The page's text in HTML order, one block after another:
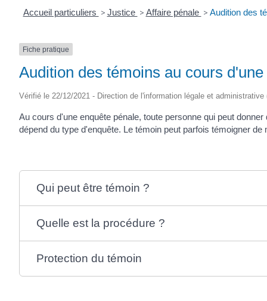
Accueil particuliers > Justice > Affaire pénale > Audition des
Fiche pratique
Audition des témoins au cours
Vérifié le 22/12/2021 - Direction de l'information légale et
Au cours d'une enquête pénale, toute personne qui peut
dépend du type d'enquête. Le témoin peut parfois témoigner de
Qui peut être témoin ?
Quelle est la procédure ?
Protection du témoin